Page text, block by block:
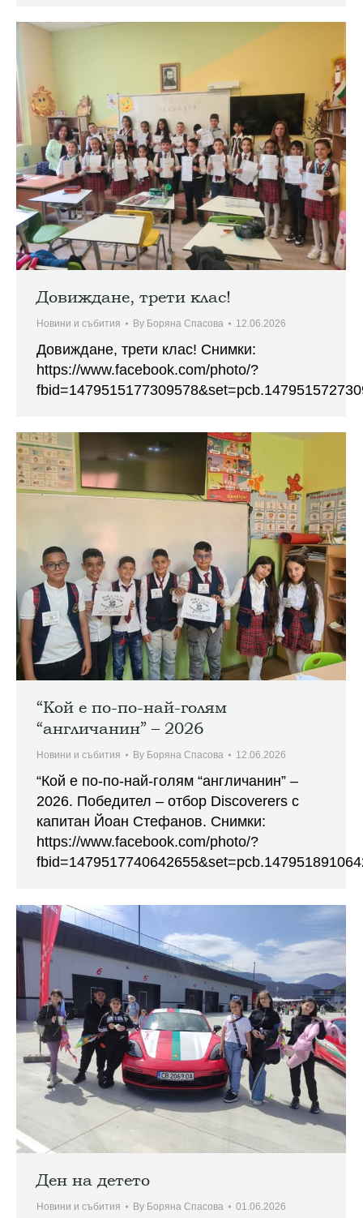
Довиждане, трети клас!
Новини и събития By Боряна Спасова 12.06.2026
Довиждане, трети клас! Снимки:
https://www.facebook.com/photo/?
“Кой е по-по-най-голям
“англичанин” – 2026
Новини и събития By Боряна Спасова 12.06.2026
“Кой е по-по-най-голям “англичанин” –
2026. Победител – отбор Discoverers с
капитан Йоан Стефанов. Снимки:
https://www.facebook.com/photo/?
Ден на детето
Новини и събития By Боряна Спасова 01.06.2026